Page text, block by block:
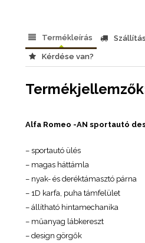
Termékleírás
Kérdése van?
Alfa Romeo -AN sportautó
– sportautó ülés
– magas háttámla
– nyak- és deréktámasztó párna
– 1D karfa, puha támfelület
– állítható hintamechanika
– műanyag lábkereszt
– design görgők